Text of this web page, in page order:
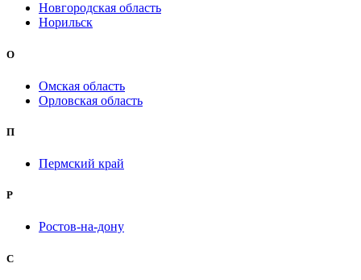
Новгородская область
Норильск
О
Омская область
Орловская область
П
Пермский край
Р
Ростов-на-дону
С